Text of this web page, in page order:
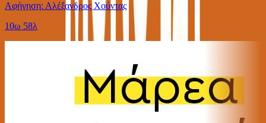
Αφήγηση: Αλέξανδρος Χούντας
10ω 58λ